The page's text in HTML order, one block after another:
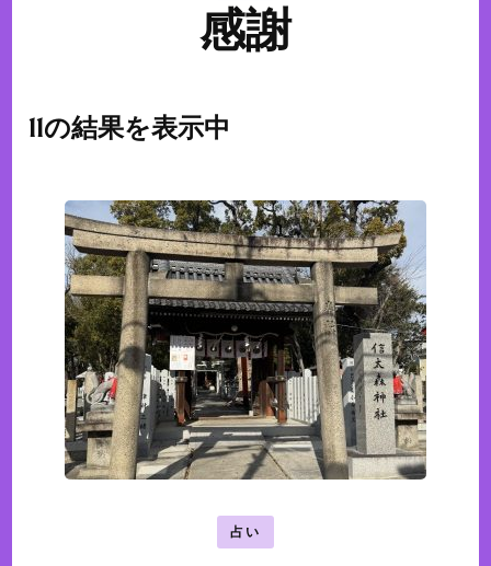
感謝
11の結果を表示中
占い